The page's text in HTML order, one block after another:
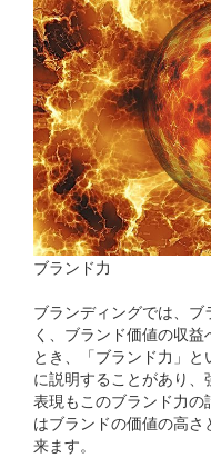
ブランド力
ブランディングでは、
く、ブランド価値の収
とき、「ブランド力」
に説明することがあり
表現もこのブランド力
はブランドの価値の高
来ます。